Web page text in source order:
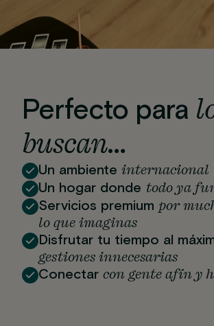
Perfecto para
buscan…
Un ambiente internacional
Un hogar donde todo ya
Servicios premium por
lo que imaginas
Disfrutar tu tiempo al
gestiones innecesarias
Conectar con gente afín y